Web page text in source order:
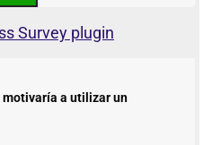
Survey plugin
motivaría a utilizar un